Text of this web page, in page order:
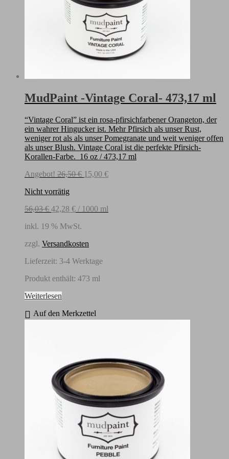
MudPaint -Vintage Coral- 473,17 ml
“Vintage Coral” ist ein rosa-pfirsichfarbener Orangeton, der
ein wahrer Hingucker ist. Mehr Pfirsich als unser Rust,
weniger rot als als unser Pomegranate und weit weniger offen
als unser Blush. Vintage Coral ist die perfekte Pfirsich-
Korallen-Farbe. 16 oz / 473,17 ml
Angebot! 26,50€ Ursprünglicher
15,00 €Aktueller
Nicht vorrätig
56,03€ 42,28 € / 1000 ml
inkl. 19 % MwSt.
zzgl. Versandkosten
Lieferzeit: 3-4 Werktage
Produkt enthält: 473 ml
Weiterlesen
Auf den Merkzettel